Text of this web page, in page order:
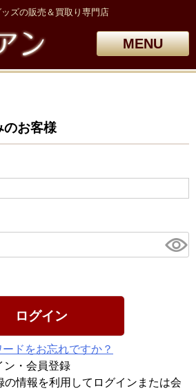
ズの販売＆買取り専門店
MENU
のお客様
ログイン
ドをお忘れですか？
ン・会員登録
の情報を利用してログインまたは会